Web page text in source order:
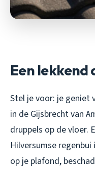
Een lekkend
Stel je voor: je geniet
in de Gijsbrecht van
druppels op de vloer.
Hilversumse
op je plafond,